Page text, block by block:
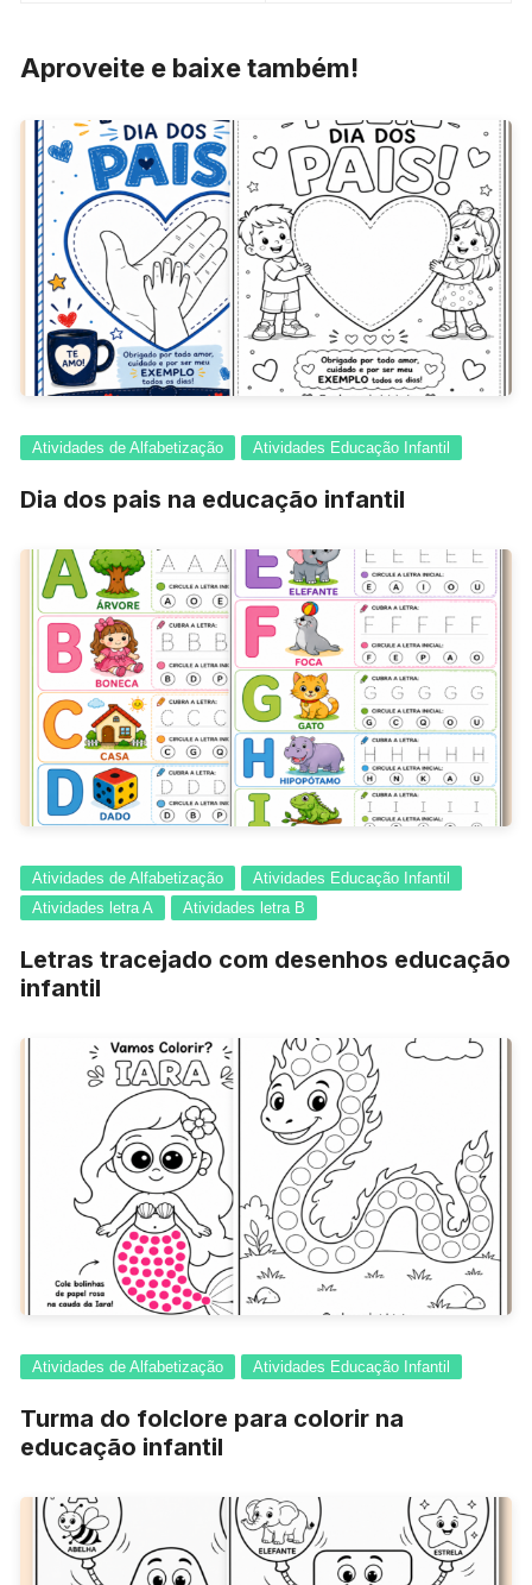
Aproveite e baixe também!
Atividades de Alfabetização Atividades Educação Infantil
Dia dos pais na educação infantil
Atividades de Alfabetização
Atividades Educação Infantil
Atividades letra A
Atividades letra B
Letras tracejado com desenhos educação
infantil
Atividades de Alfabetização Atividades Educação Infantil
Turma do folclore para colorir na
educação infantil